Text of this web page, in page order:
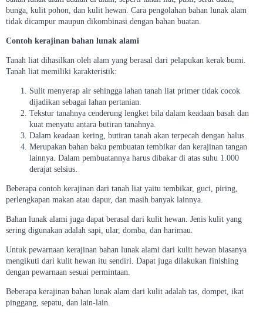
bunga, kulit pohon, dan kulit hewan. Cara pengolahan bahan lunak alam
tidak dicampur maupun dikombinasi dengan bahan buatan.
Contoh kerajinan bahan lunak alami
Tanah liat dihasilkan oleh alam yang berasal dari pelapukan kerak bumi.
Tanah liat memiliki karakteristik:
Sulit menyerap air sehingga lahan tanah liat primer tidak cocok
dijadikan sebagai lahan pertanian.
Tekstur tanahnya cenderung lengket bila dalam keadaan basah dan
kuat menyatu antara butiran tanahnya.
Dalam keadaan kering, butiran tanah akan terpecah dengan halus.
Merupakan bahan baku pembuatan tembikar dan kerajinan tangan
lainnya. Dalam pembuatannya harus dibakar di atas suhu 1.000
derajat selsius.
Beberapa contoh kerajinan dari tanah liat yaitu tembikar, guci, piring,
perlengkapan makan atau dapur, dan masih banyak lainnya.
Bahan lunak alami juga dapat berasal dari kulit hewan. Jenis kulit yang
sering digunakan adalah sapi, ular, domba, dan harimau.
Untuk pewarnaan kerajinan bahan lunak alami dari kulit hewan biasanya
mengikuti dari kulit hewan itu sendiri. Dapat juga dilakukan finishing
dengan pewarnaan sesuai permintaan.
Beberapa kerajinan bahan lunak alam dari kulit adalah tas, dompet, ikat
pinggang, sepatu, dan lain-lain.